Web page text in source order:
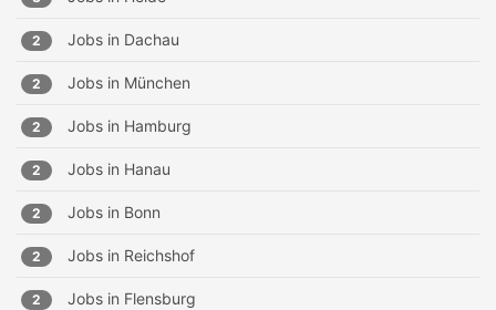
2 Jobs in Dachau
2 Jobs in München
2 Jobs in Hamburg
2 Jobs in Hanau
2 Jobs in Bonn
2 Jobs in Reichshof
2 Jobs in Flensburg